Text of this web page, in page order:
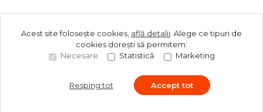
Acest site folosește cookies, află detalii Alege ce tipuri de
cookies dorești să permitem:
Necesare
Statistică Marketing
Resping tot Accept tot